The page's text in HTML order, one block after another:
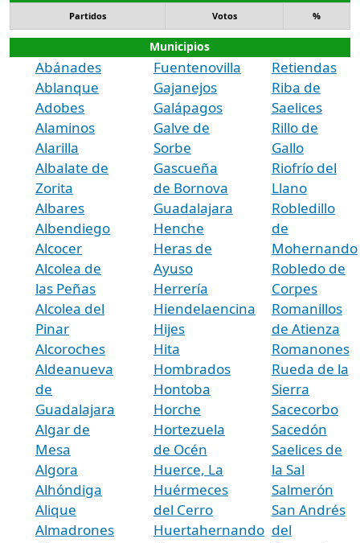
Partidos Votos %
Municipios
Abánades
Ablanque
Adobes
Alaminos
Alarilla
Albalate de
Zorita
Albares
Albendiego
Alcocer
Alcolea de
las Peñas
Alcolea del
Pinar
Alcoroches
Aldeanueva
de
Guadalajara
Algar de
Mesa
Algora
Alhóndiga
Alique
Almadrones
Fuentenovilla
Gajanejos
Galápagos
Galve de
Sorbe
Gascueña
de Bornova
Guadalajara
Henche
Heras de
Ayuso
Herrería
Hiendelaencina
Hijes
Hita
Hombrados
Hontoba
Horche
Hortezuela
de Océn
Huerce, La
Huérmeces
del Cerro
Huertahernando
Retiendas
Riba de
Saelices
Rillo de
Gallo
Riofrío del
Llano
Robledillo
de
Mohernando
Robledo de
Corpes
Romanillos
de Atienza
Romanones
Rueda de la
Sierra
Sacecorbo
Sacedón
Saelices de
la Sal
Salmerón
San Andrés
del